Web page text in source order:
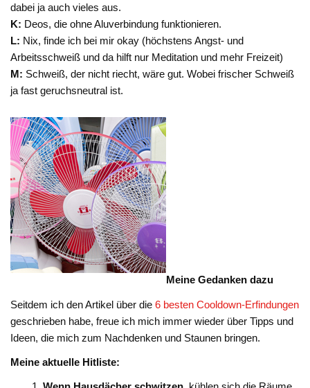
dabei ja auch vieles aus.
K: Deos, die ohne Aluverbindung funktionieren.
L: Nix, finde ich bei mir okay (höchstens Angst- und
Arbeitsschweiß und da hilft nur Meditation und mehr Freizeit)
M: Schweiß, der nicht riecht, wäre gut. Wobei frischer Schweiß
ja fast geruchsneutral ist.
Meine Gedanken dazu
Seitdem ich den Artikel über die6 besten Cooldown-Erfindungen
geschrieben habe, freue ich mich immer wieder über Tipps und
Ideen, die mich zum Nachdenken und Staunen bringen.
Meine aktuelle Hitliste: